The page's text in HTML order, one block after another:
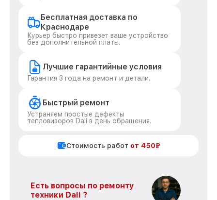
Бесплатная доставка по
Краснодаре
Курьер быстро привезет ваше устройство
без дополнительной платы.
Лучшие гарантийные условия
Гарантия 3 года на ремонт и детали.
Быстрый ремонт
Устраняем простые дефекты
тепловизоров Dali в день обращения.
Стоимость работ от 450₽
Есть вопросы по ремонту
техники Dali ?